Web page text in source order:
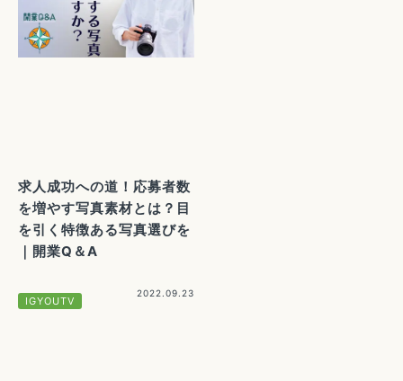
求人成功への道！応募者数
を増やす写真素材とは？目
を引く特徴ある写真選びを
｜開業Q＆A
IGYOUTV
2022.09.23